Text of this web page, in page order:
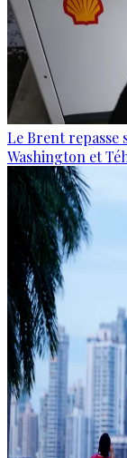
Le Brent repasse
Washington et